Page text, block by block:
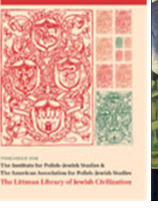
הנחת אתר ספר
$49
$44